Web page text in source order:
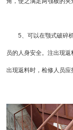
5、可以在颚式破碎机
员的人身安全。注出现
出现返料时，检修人员应